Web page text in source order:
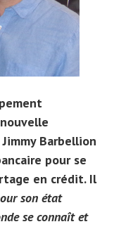
Barbellion
pour se
en crédit. Il
son état
se connaît et